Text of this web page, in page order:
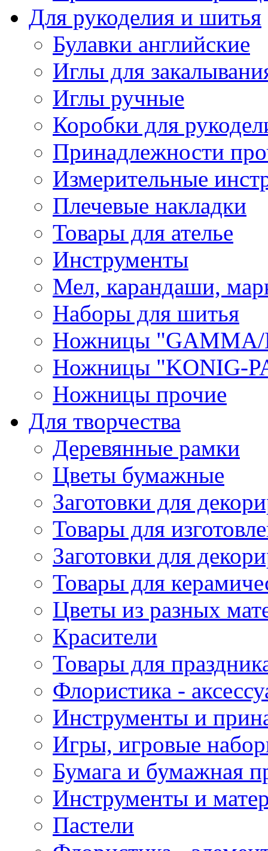
Для рукоделия и шитья
Булавки английские
Иглы для
Иглы ручные
Коробки для
Принадлежности
Измерительные
Плечевые накладки
Товары для ателье
Инструменты
Мел, карандаши,
Наборы для шитья
Ножницы "GAMMA/
Ножницы "KONIG-
Ножницы прочие
Для творчества
Деревянные рамки
Цветы бумажные
Заготовки для
Товары для
Заготовки для
Товары для
Цветы из разных
Красители
Товары для
Флористика -
Инструменты и
Игры, игровые
Бумага и бумажная
Инструменты и
Пастели